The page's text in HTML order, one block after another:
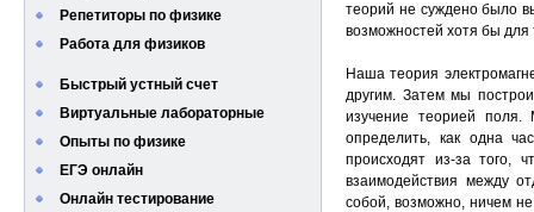
Репетиторы по физике
Работа для физиков
Быстрый устный счет
Виртуальные лабораторные
Опыты по физике
ЕГЭ онлайн
Онлайн тестирование
теорий не суждено было
возможностей хотя бы для
Наша теория
другим. Затем мы
изучение теорией
определить, как одна
происходят из-за того,
взаимодействия между
собой, возможно, ничем